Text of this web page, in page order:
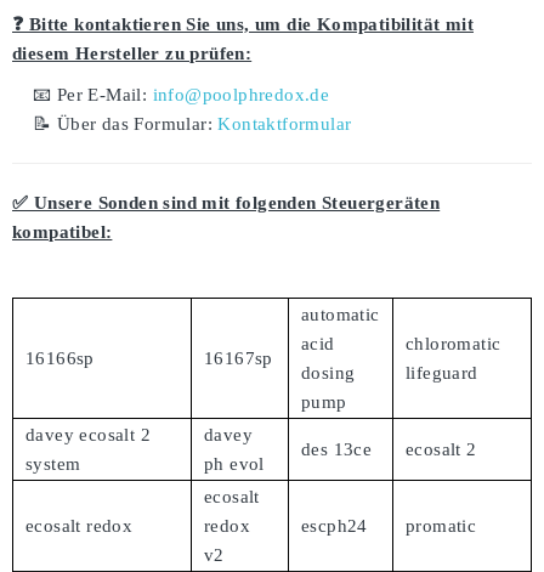
❓ Bitte kontaktieren Sie uns, um die Kompatibilität mit
diesem Hersteller zu prüfen:
📧 Per E-Mail: info@poolphredox.de
📝 Über das Formular:Kontaktformular
✅ Unsere Sonden sind mit folgenden Steuergeräten
kompatibel:
16166sp 16167sp
automatic
acid
dosing
pump
chloromatic
lifeguard
davey ecosalt 2
system
davey
ph evol
des 13ce ecosalt 2
ecosalt redox
ecosalt
redox
v2
escph24 promatic